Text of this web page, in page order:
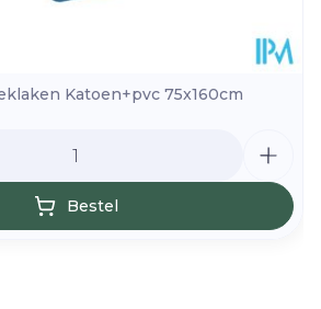
Katoen+pvc 75x160cm
Bestel